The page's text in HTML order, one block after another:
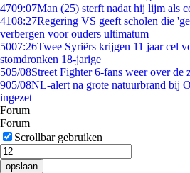
4709:07Man (25) sterft nadat hij lijm als
4108:27Regering VS geeft scholen die
verbergen voor ouders ultimatum
5007:26Twee Syriërs krijgen 11 jaar cel
stomdronken 18-jarige
505/08Street Fighter 6-fans weer over de
905/08NL-alert na grote natuurbrand bij
ingezet
Forum
Forum
Scrollbar gebruiken
opslaan